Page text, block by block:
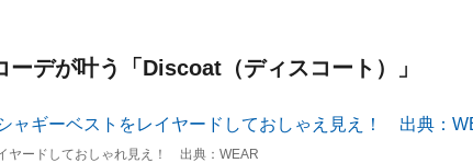
ーデが叶う「Discoat（ディスコート）」
ヤードしておしゃれ見え！ 出典：WEAR